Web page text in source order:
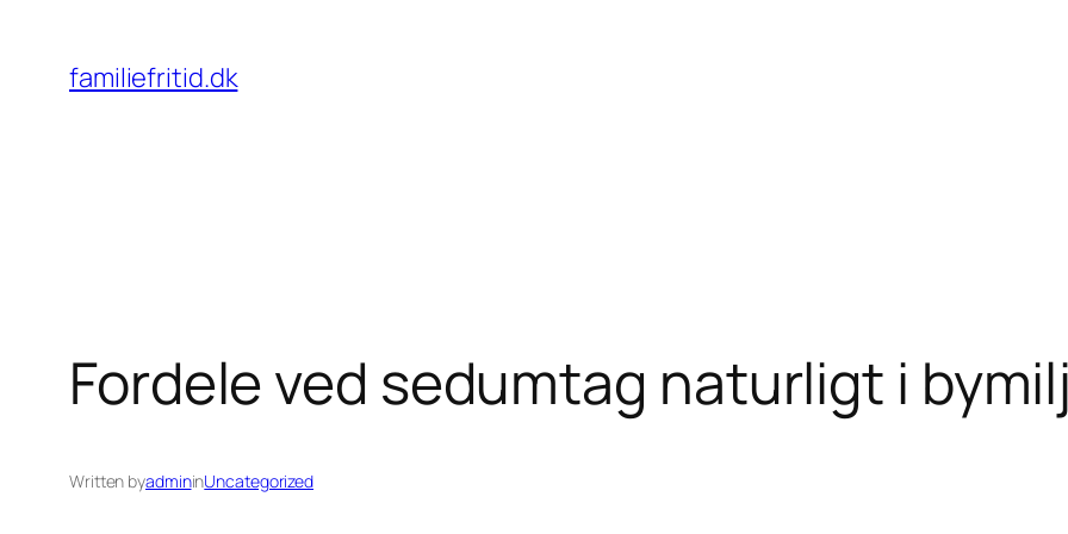
indhold
familiefritid.dk
Fordele ved sedumtag naturligt i
Written byadmininUncategorized